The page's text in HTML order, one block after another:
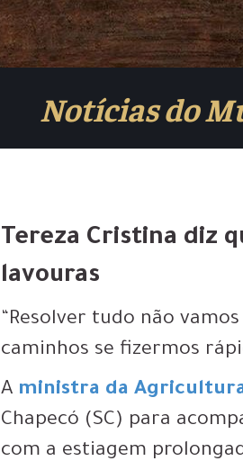
Notícias do
Tereza Cristina diz
lavouras
“Resolver tudo não
caminhos se fizermos
A ministra da
Chapecó (SC) para
com a estiagem